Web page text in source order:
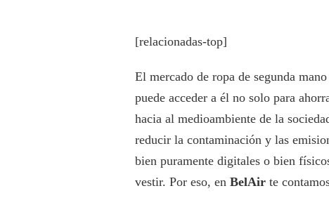
[relacionadas-top]
El mercado de ropa de segunda
puede acceder a él no solo para
hacia al medioambiente de la
reducir la contaminación y las
bien puramente digitales o bien
vestir. Por eso, en BelAir te